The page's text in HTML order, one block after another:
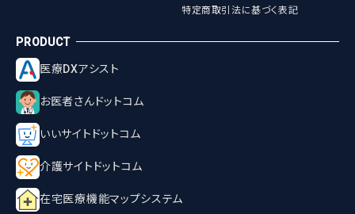
特定商取引法に基づく表記
医療DXアシスト
お医者さんドットコム
いいサイトドットコム
介護サイトドットコム
在宅医療機能マップシステム